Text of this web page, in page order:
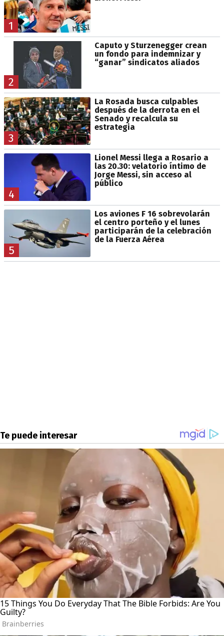
1
2
Caputo y Sturzenegger crean
un fondo para indemnizar y
“ganar” sindicatos aliados
3
La Rosada busca culpables
después de la derrota en el
Senado y recalcula su
estrategia
4
Lionel Messi llega a Rosario a
las 20.30: velatorio íntimo de
Jorge Messi, sin acceso al
público
5
Los aviones F 16 sobrevolarán
el centro porteño y el lunes
participarán de la celebración
de la Fuerza Aérea